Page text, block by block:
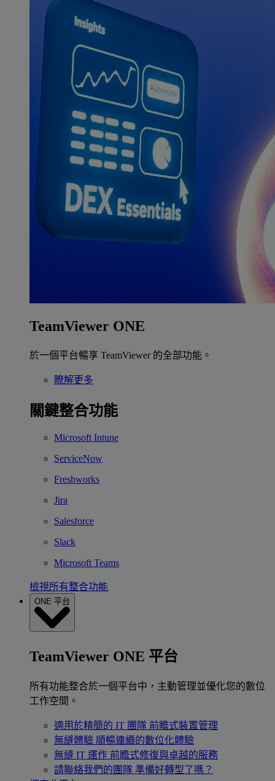
TeamViewer ONE
於一個平台暢享 TeamViewer 的全部功能。
瞭解更多
關鍵整合功能
Microsoft Intune
ServiceNow
Freshworks
Jira
Salesforce
Slack
Microsoft Teams
檢視所有整合功能
ONE 平台
TeamViewer ONE 平台
所有功能整合於一個平台中，主動管理並優化您的數位
工作空間。
適用於精簡的 IT 團隊 前瞻式裝置管理
無縫體驗 順暢連續的數位化體驗
無縫 IT 運作 前瞻式修復與卓越的服務
請聯絡我們的團隊 準備好轉型了嗎？